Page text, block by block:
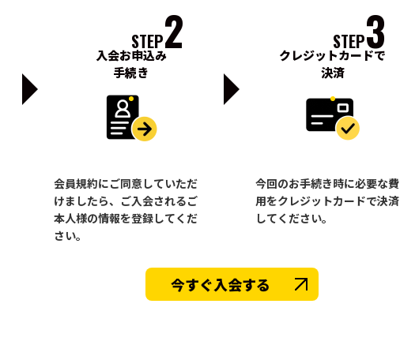
STEP2
入会お申込み
手続き
会員規約にご同意していただ
けましたら、ご入会されるご
本人様の情報を登録してくだ
さい。
STEP3
クレジットカードで
決済
今回のお手続き時に必要な費
用をクレジットカードで決済
してください。
今すぐ入会する